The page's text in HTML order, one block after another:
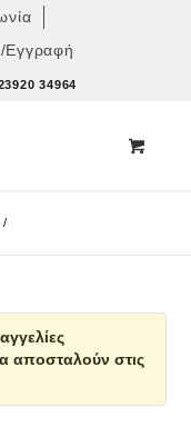
Εγγραφή
34964
/
αποσταλούν στις